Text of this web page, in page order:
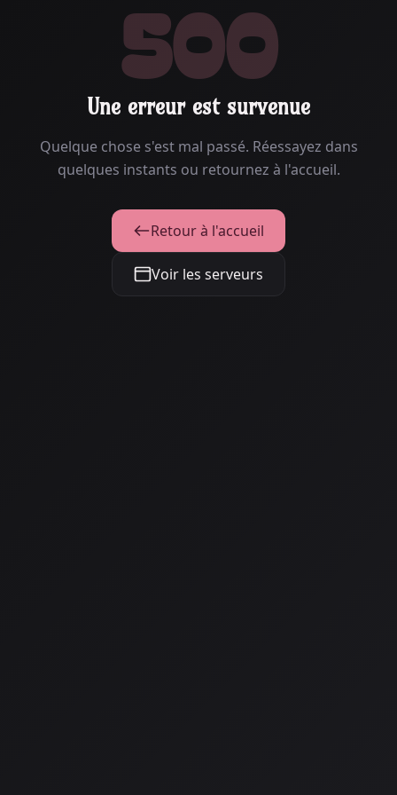
500
Une erreur est survenue
Quelque chose s'est mal passé. Réessayez dans
quelques instants ou retournez à l'accueil.
Retour à l'accueil
Voir les serveurs